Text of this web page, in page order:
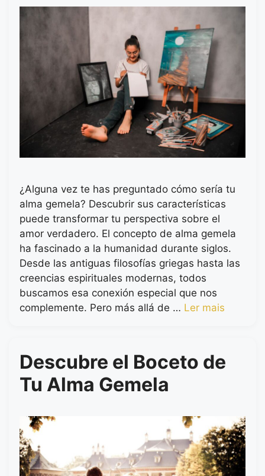
¿Alguna vez te has preguntado cómo sería tu
alma gemela? Descubrir sus características
puede transformar tu perspectiva sobre el
amor verdadero. El concepto de alma gemela
ha fascinado a la humanidad durante siglos.
Desde las antiguas filosofías griegas hasta las
creencias espirituales modernas, todos
buscamos esa conexión especial que nos
complemente. Pero más allá de … Ler mais
Descubre el Boceto de
Tu Alma Gemela